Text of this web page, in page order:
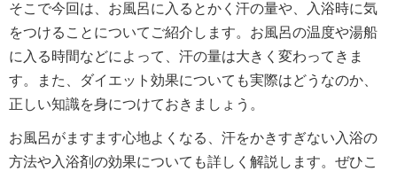
そこで今回は、お風呂に入るとかく汗の量や、入浴時に気
をつけることについてご紹介します。お風呂の温度や湯船
に入る時間などによって、汗の量は大きく変わってきま
す。また、ダイエット効果についても実際はどうなのか、
正しい知識を身につけておきましょう。
お風呂がますます心地よくなる、汗をかきすぎない入浴の
方法や入浴剤の効果についても詳しく解説します。ぜひこ